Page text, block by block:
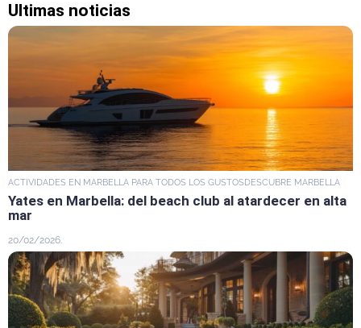
Ultimas noticias
ACTIVIDADES EN MARBELLA PARA TODOS LOS GUSTOSDESCUBRE MARBELLA
Yates en Marbella: del beach club al atardecer en alta
mar
20/02/2026